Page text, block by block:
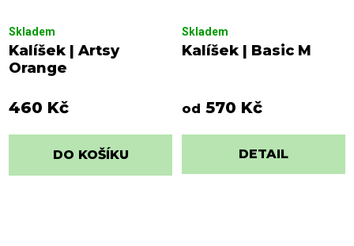
Kalíšek | Artsy
Orange
Skladem
460 Kč
DO KOŠÍKU
Kalíšek | Basic M
Skladem
od 570 Kč
DETAIL